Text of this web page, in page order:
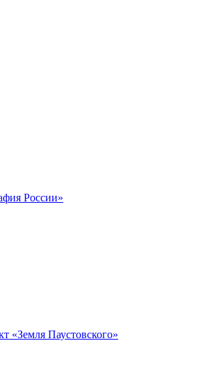
России»
«Земля Паустовского»